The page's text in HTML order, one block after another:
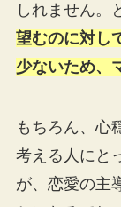
しれません。
望むのに対し
少ないため、
もちろん、心
考える人にと
が、恋愛の主